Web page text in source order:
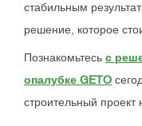
стабильным
решение, которое
Познакомьтесь с
опалубке GETO
строительный проект